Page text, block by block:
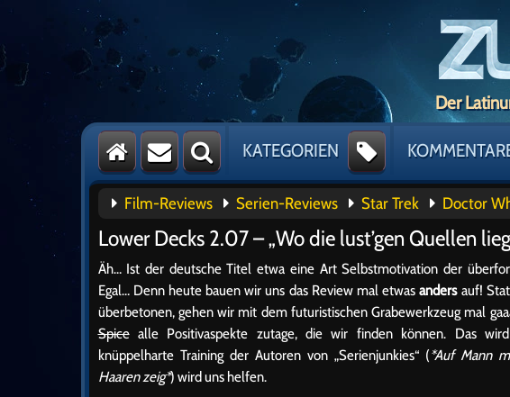
Der
KATEGORIEN
Film-Reviews Serien-Reviews Star Trek Doctor
Lower Decks 2.07 – „Wo die lust’gen Quellen
Äh… Ist der deutsche Titel etwa eine Art Selbstmotivation der
Egal… Denn heute bauen wir uns das Review mal etwasandersauf!
überbetonen, gehen wir mit dem futuristischen Grabewerkzeug mal
Spicealle Positivaspekte zutage, die wir finden können. Das
knüppelharte Training der Autoren von „Serienjunkies“ (*Auf Mann
Haaren zeig*) wird uns helfen.